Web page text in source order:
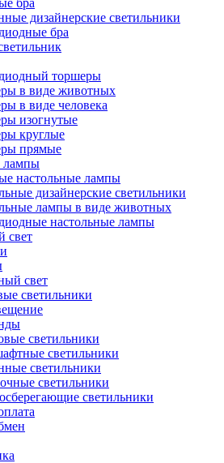
бра
дизайнерские светильники
бра
торшеры
в виде животных
в виде человека
изогнутые
круглые
прямые
лампы
настольные лампы
дизайнерские светильники
лампы в виде животных
настольные лампы
свет
свет
светильники
светильники
светильники
светильники
светильники
светильники